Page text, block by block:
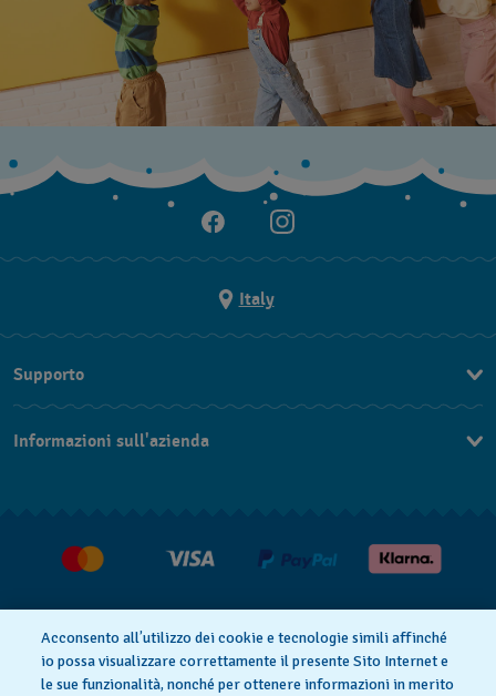
Italy
Supporto
Contattaci
Condizioni di vendita
Diritto di recesso
Informazioni sull'azienda
Acconsento all’utilizzo dei cookie e tecnologie simili affinché
io possa visualizzare correttamente il presente Sito Internet e
le sue funzionalità, nonché per ottenere informazioni in merito